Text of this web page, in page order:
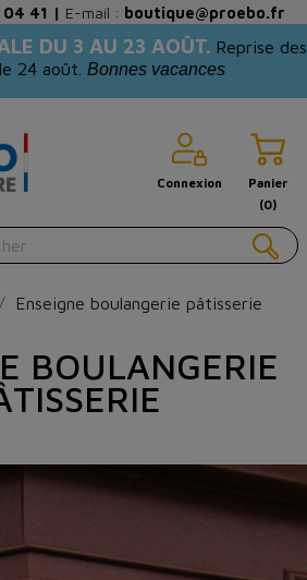
41 | E-mail : boutique@proebo.fr
DU 3 AU 23 AOÛT. Reprise des
24 août. Bonnes vacances
Connexion
Panier
(0)
Enseigne boulangerie pâtisserie
BOULANGERIE